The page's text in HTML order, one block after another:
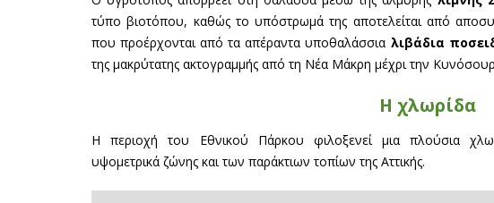
τύπο βιοτόπου, καθώς το υπόστρωμά της αποτελείται από
που προέρχονται από τα απέραντα υποθαλάσσια λιβάδια
της μακρύτατης ακτογραμμής από τη Νέα Μάκρη μέχρι την
Η χλωρίδα
Η περιοχή του Εθνικού Πάρκου φιλοξενεί μια πλούσια
υψομετρικά ζώνης και των παράκτιων τοπίων της Αττικής.